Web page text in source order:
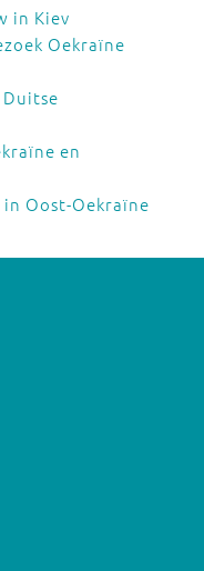
in Kiev
Oekraïne
en
Oost-Oekraïne